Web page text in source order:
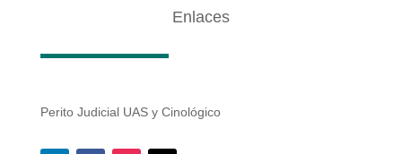
Enlaces
Perito Judicial UAS y Cinológico